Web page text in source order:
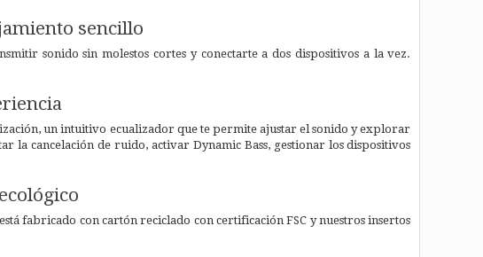
sencillo
sonido sin molestos cortes y conectarte a dos dispositivos a la vez.
un intuitivo ecualizador que te permite ajustar el sonido y explorar
la cancelación de ruido, activar Dynamic Bass, gestionar los dispositivos
fabricado con cartón reciclado con certificación FSC y nuestros insertos